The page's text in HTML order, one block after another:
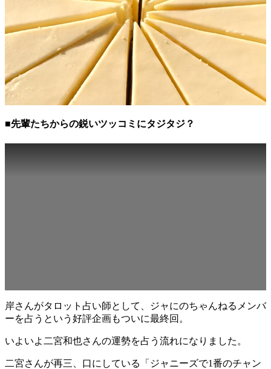
■先輩たちからの鋭いツッコミにタジタジ？
岸さんがタロット占い師として、ジャにのちゃんねるメンバ
ーを占うという好評企画もついに最終回。
いよいよ二宮和也さんの運勢を占う流れになりました。
二宮さんが再三、口にしている「ジャニーズで1番のチャン